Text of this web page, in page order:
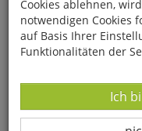
Cookies ablehnen,
notwendigen Cookies
auf Basis Ihrer
Funktionalitäten der
Ich